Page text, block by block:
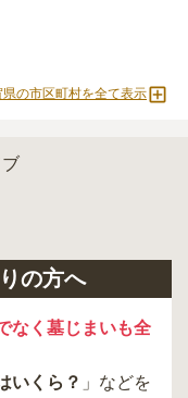
県の市区町村を全て表示
の方へ
なく墓じまいも全
いくら？ 」などを